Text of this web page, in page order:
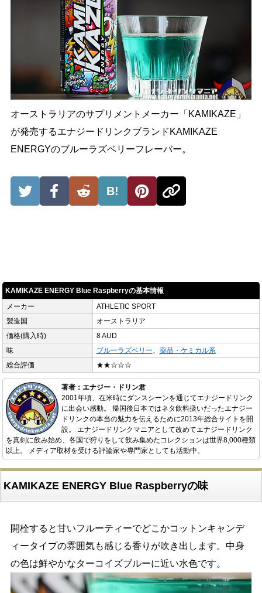
オーストラリアのサプリメントメーカー「KAMIKAZE」
が発売するエナジードリンクブランドKAMIKAZE
ENERGYのブルーラズベリーフレーバー。
B!
KAMIKAZE ENERGY Blue Raspberryの基本情報
メーカー
ATHLETIC SPORT
製造国
オーストラリア
価格(購入時)
8 AUD
味
ブルーラズベリー、 薬品・ケミカル系
総合評価
★★☆☆☆
著者：エナジー・ドリン君
2001年頃、在米時にダンスシーンを通じてエナジードリンク
に出会い感動。 帰国後日本ではネタ飲料扱いだったエナジー
ドリンクの本当の魅力を伝えるために2013年総合サイトを開
設。 エナジードリンクマニアとして改めてエナジードリンク
を真剣に飲み始め、各国で狩りをして飲み集めたコレクションは世界8,000種類
以上。 メディア取材を受ける評論家や専門家としても活動中。
KAMIKAZE ENERGY Blue Raspberryの味
開栓すると甘いフルーティーでどこかコットンキャンデ
ィータイプの雰囲気も感じる香りが吹き出します。中身
の色は鮮やかなターコイズブルーに近い水色です。